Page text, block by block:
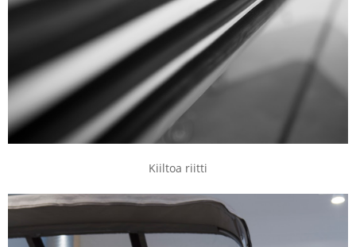
Kiiltoa riitti